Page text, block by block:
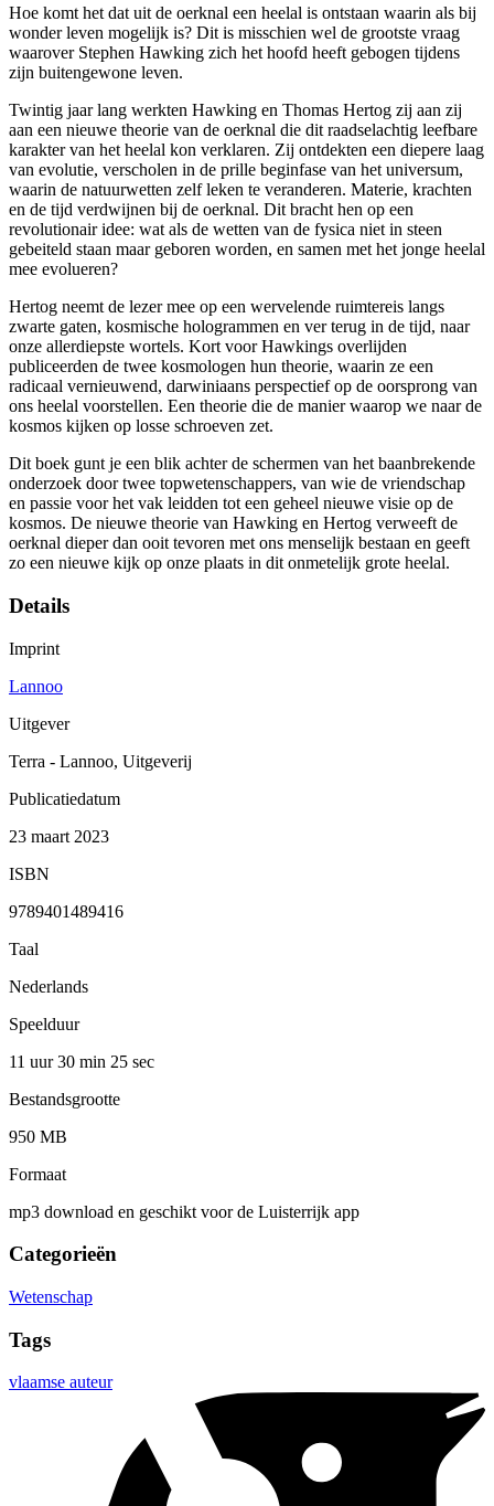
Hoe komt het dat uit de oerknal een heelal is ontstaan waarin als bij
wonder leven mogelijk is? Dit is misschien wel de grootste vraag
waarover Stephen Hawking zich het hoofd heeft gebogen tijdens
zijn buitengewone leven.
Twintig jaar lang werkten Hawking en Thomas Hertog zij aan zij
aan een nieuwe theorie van de oerknal die dit raadselachtig leefbare
karakter van het heelal kon verklaren. Zij ontdekten een diepere laag
van evolutie, verscholen in de prille beginfase van het universum,
waarin de natuurwetten zelf leken te veranderen. Materie, krachten
en de tijd verdwijnen bij de oerknal. Dit bracht hen op een
revolutionair idee: wat als de wetten van de fysica niet in steen
gebeiteld staan maar geboren worden, en samen met het jonge heelal
mee evolueren?
Hertog neemt de lezer mee op een wervelende ruimtereis langs
zwarte gaten, kosmische hologrammen en ver terug in de tijd, naar
onze allerdiepste wortels. Kort voor Hawkings overlijden
publiceerden de twee kosmologen hun theorie, waarin ze een
radicaal vernieuwend, darwiniaans perspectief op de oorsprong van
ons heelal voorstellen. Een theorie die de manier waarop we naar de
kosmos kijken op losse schroeven zet.
Dit boek gunt je een blik achter de schermen van het baanbrekende
onderzoek door twee topwetenschappers, van wie de vriendschap
en passie voor het vak leidden tot een geheel nieuwe visie op de
kosmos. De nieuwe theorie van Hawking en Hertog verweeft de
oerknal dieper dan ooit tevoren met ons menselijk bestaan en geeft
zo een nieuwe kijk op onze plaats in dit onmetelijk grote heelal.
Details
Imprint
Lannoo
Uitgever
Terra - Lannoo, Uitgeverij
Publicatiedatum
23 maart 2023
ISBN
9789401489416
Taal
Nederlands
Speelduur
11 uur 30 min 25 sec
Bestandsgrootte
950 MB
Formaat
mp3 download en geschikt voor de Luisterrijk app
Categorieën
Wetenschap
Tags
vlaamse auteur